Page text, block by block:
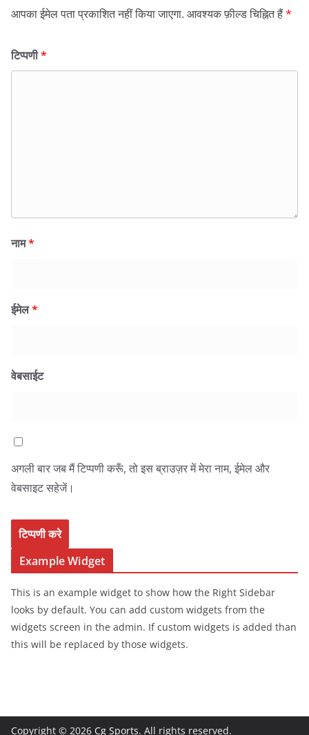
आपका ईमेल पता प्रकाशित नहीं किया जाएगा. आवश्यक फ़ील्ड चिह्नित हैं*
टिप्पणी*
नाम*
ईमेल*
वेबसाईट
अगली बार जब मैं टिप्पणी करूँ, तो इस ब्राउज़र में मेरा नाम, ईमेल और
वेबसाइट सहेजें।
Example Widget
This is an example widget to show how the Right Sidebar
looks by default. You can add custom widgets from the
widgets screen in the admin. If custom widgets is added than
this will be replaced by those widgets.
Copyright © 2026 Cg Sports. All rights reserved.